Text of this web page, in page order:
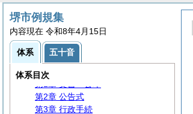
堺市例規集
内容現在 令和8年4月15日
体系 五十音
体系目次
第1編総規
第2編議会
第3編 執行機関
第4編 文書・処務
第2章 公告式
第3章 行政手続